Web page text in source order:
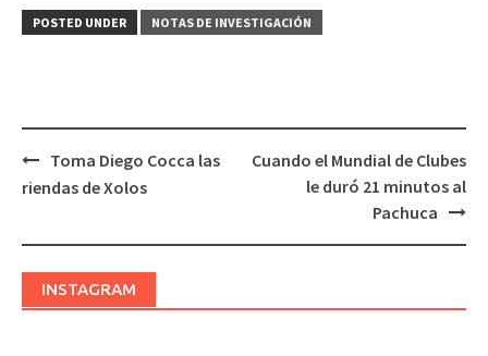
POSTED UNDER NOTAS DE INVESTIGACIÓN
Post
Toma Diego Cocca las
riendas de Xolos
Cuando el Mundial de Clubes
le duró 21 minutos al
Pachuca
INSTAGRAM